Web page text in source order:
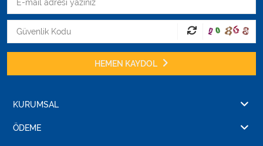
HEMEN KAYDOL
KURUMSAL
ÖDEME